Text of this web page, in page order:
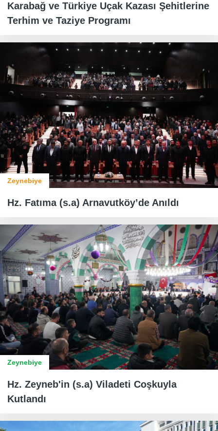
Karabağ ve Türkiye Uçak Kazası Şehitlerine
Terhim ve Taziye Programı
Zeynebiye
Hz. Fatıma (s.a) Arnavutköy’de Anıldı
Zeynebiye
Hz. Zeyneb'in (s.a) Viladeti Coşkuyla
Kutlandı